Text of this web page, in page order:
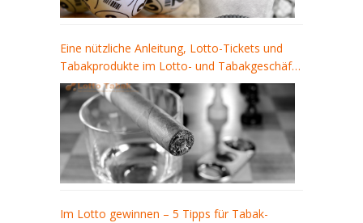
Eine nützliche Anleitung, Lotto-Tickets und
Tabakprodukte im Lotto- und Tabakgeschäft
zu kaufen
Im Lotto gewinnen – 5 Tipps für Tabak-